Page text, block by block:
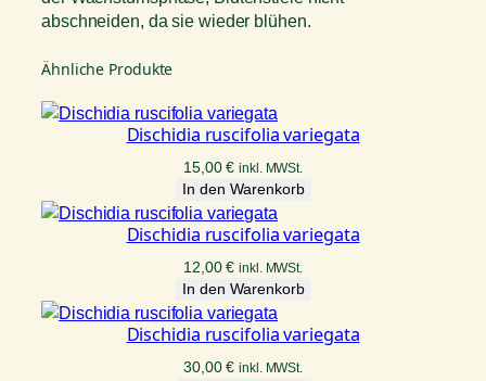
abschneiden, da sie wieder blühen.
Ähnliche Produkte
Dischidia ruscifolia variegata
15,00€ inkl. MWSt.
In den Warenkorb
Dischidia ruscifolia variegata
12,00€ inkl. MWSt.
In den Warenkorb
Dischidia ruscifolia variegata
30,00€ inkl. MWSt.